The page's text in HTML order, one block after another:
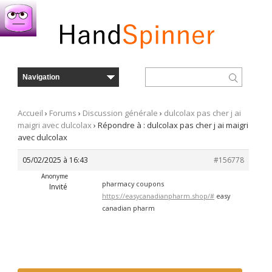
Accueil › Forums › Discussion générale › dulcolax pas cher j ai
maigri avec dulcolax› Répondre à : dulcolax pas cher j ai maigri
avec dulcolax
05/02/2025 à 16:43 #156778
Anonyme
Invité
pharmacy coupons
https://easycanadianpharm.shop/# easy
canadian pharm